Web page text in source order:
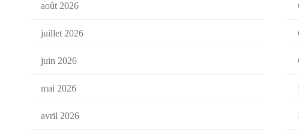
août 2026
juillet 2026
juin 2026
mai 2026
avril 2026